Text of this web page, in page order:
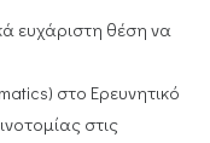
ευχάριστη θέση να
στο Ερευνητικό
στις